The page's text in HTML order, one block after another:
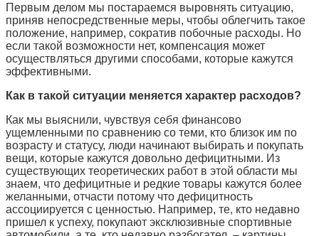
Первым делом мы постараемся выровнять ситуацию,
приняв непосредственные меры, чтобы облегчить такое
положение, например, сократив побочные расходы. Но
если такой возможности нет, компенсация может
осуществляться другими способами, которые кажутся
эффективными.
Как в такой ситуации меняется характер расходов?
Как мы выяснили, чувствуя себя финансово
ущемленными по сравнению со теми, кто близок им по
возрасту и статусу, люди начинают выбирать и покупать
вещи, которые кажутся довольно дефицитными. Из
существующих теоретических работ в этой области мы
знаем, что дефицитные и редкие товары кажутся более
желанными, отчасти потому что дефицитность
ассоциируется с ценностью. Например, те, кто недавно
пришел к успеху, покупают эксклюзивные спортивные